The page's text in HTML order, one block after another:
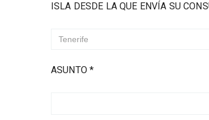
ISLA DESDE LA QUE ENVÍA SU
ASUNTO *